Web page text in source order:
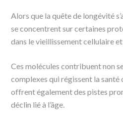
Alors que la quête de longévité
se concentrent sur certaines
dans le vieillissement cellulaire
Ces molécules contribuent non
complexes qui régissent la santé
offrent également des pistes
déclin lié à l’âge.